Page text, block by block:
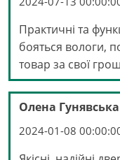
Практичні та
бояться вологи,
товар за свої
Олена Гунявська
2024-01-08